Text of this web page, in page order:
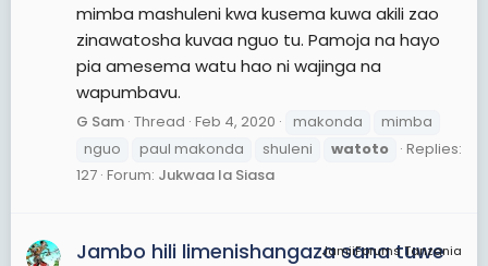
mimba mashuleni kwa kusema kuwa akili zao
zinawatosha kuvaa nguo tu. Pamoja na hayo
pia amesema watu hao ni wajinga na
wapumbavu.
G Sam Thread Feb 4, 2020 makonda
mimba
nguo
paul makonda shuleni watoto
Replies:
127 Forum: Jukwaa la Siasa
JamiiForums Tanzania
Jambo hili limenishangaza sana tuwe